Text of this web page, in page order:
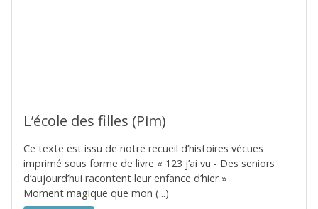
L’école des filles (Pim)
Ce texte est issu de notre recueil d’histoires vécues
imprimé sous forme de livre « 123 j’ai vu - Des seniors
d’aujourd’hui racontent leur enfance d’hier »
Moment magique que mon (...)